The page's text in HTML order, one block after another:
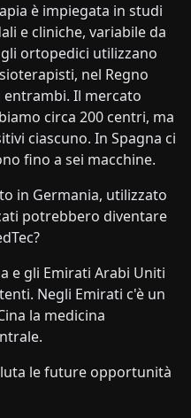
è impiegata in studi
e cliniche, variabile da
ortopedici utilizzano
nel Regno
Il mercato
circa 200 centri, ma
ciascuno. In Spagna ci
fino a sei macchine.
in Germania, utilizzato
potrebbero diventare
e gli Emirati Arabi Uniti
Negli Emirati c'è un
la medicina
le future opportunità